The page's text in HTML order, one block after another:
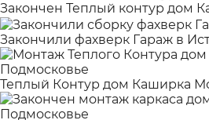
Закончен Теплый контур дом
Закончили фахверк Гараж в
Теплый Контур дом Каширка